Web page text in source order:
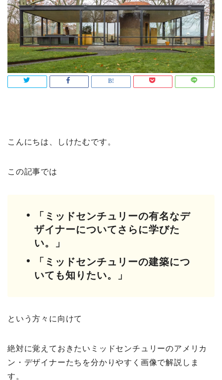
こんにちは、しけたむです。
この記事では
「ミッドセンチュリーの有名なデ
ザイナーについてさらに学びた
い。」
「ミッドセンチュリーの建築につ
いても知りたい。」
という方々に向けて
絶対に覚えておきたいミッドセンチュリーのアメリカ
ン・デザイナーたちを分かりやすく画像で解説しま
す。